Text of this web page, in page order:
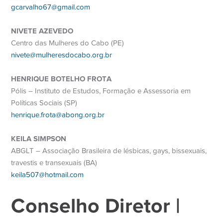
gcarvalho67@gmail.com
NIVETE AZEVEDO
Centro das Mulheres do Cabo (PE)
nivete@mulheresdocabo.org.br
HENRIQUE BOTELHO FROTA
Pólis – Instituto de Estudos, Formação e Assessoria em
Políticas Sociais (SP)
henrique.frota@abong.org.br
KEILA SIMPSON
ABGLT – Associação Brasileira de lésbicas, gays, bissexuais,
travestis e transexuais (BA)
keila507@hotmail.com
Conselho Diretor |